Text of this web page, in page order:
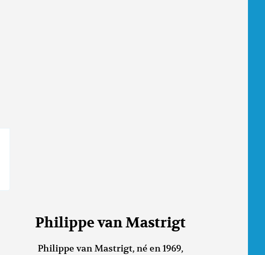
Philippe van Mastrigt
Philippe van Mastrigt, né en 1969,